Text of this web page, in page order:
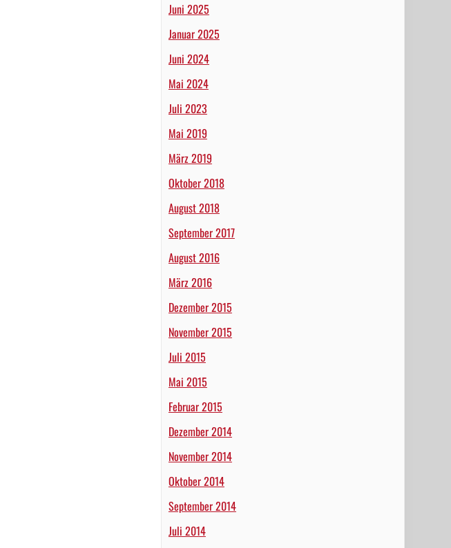
Juni 2025
Januar 2025
Juni 2024
Mai 2024
Juli 2023
Mai 2019
März 2019
Oktober 2018
August 2018
September 2017
August 2016
März 2016
Dezember 2015
November 2015
Juli 2015
Mai 2015
Februar 2015
Dezember 2014
November 2014
Oktober 2014
September 2014
Juli 2014